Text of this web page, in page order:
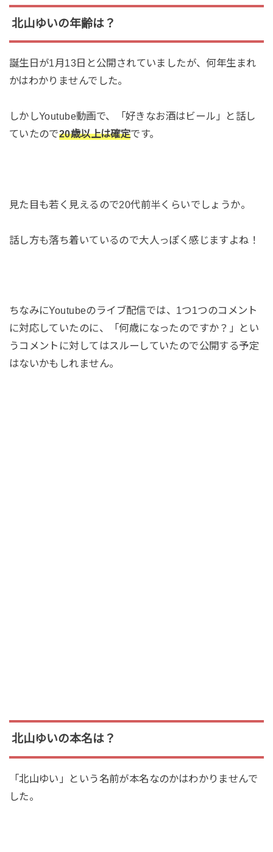
北山ゆいの年齢は？
誕生日が1月13日と公開されていましたが、何年生まれ
かはわかりませんでした。
しかしYoutube動画で、「好きなお酒はビール」と話し
ていたので20歳以上は確定です。
見た目も若く見えるので20代前半くらいでしょうか。
話し方も落ち着いているので大人っぽく感じますよね！
ちなみにYoutubeのライブ配信では、1つ1つのコメント
に対応していたのに、「何歳になったのですか？」とい
うコメントに対してはスルーしていたので公開する予定
はないかもしれません。
北山ゆいの本名は？
「北山ゆい」という名前が本名なのかはわかりませんで
した。